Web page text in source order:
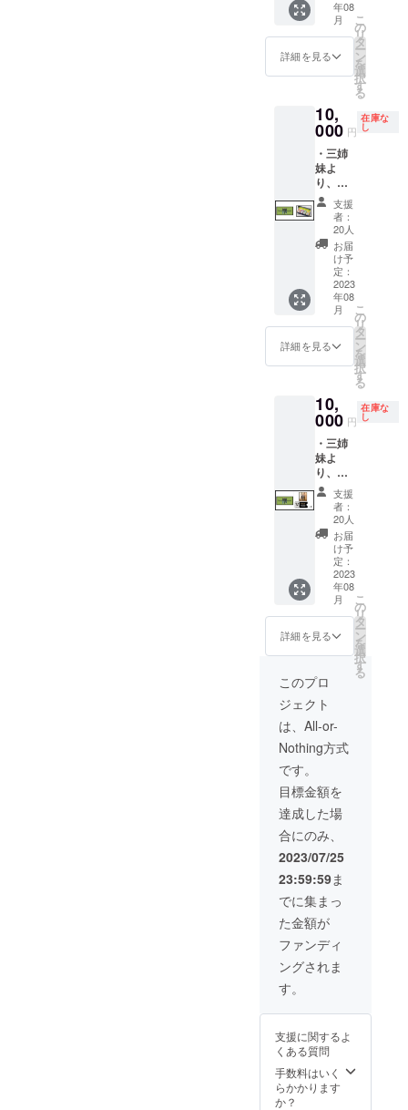
る井指
園お茶
の返礼
品 ※
つより
おひと
つ選べ
ます。
す。 ・
選べる
井指園
お茶の
※画像
記載の
２つよ
りおひ
とつ選
べま
す。 ・
カフェ
壁面に
お名前
掲載
※掲載期
間に限
りはご
ざいま
せん。
※支援
時、必
お名前
をご記
入くだ
さい。
ニュー
の中か
ら１つ
引き換
になり
ます。
季節の
メイン
スイー
ツに関
しては
スイー
ツチ
ケット2
枚で１
つ引き
換え可
能で
す。 ・
選べる
井指園
2枚目に
記載の
２つよ
りおひ
とつ選
べま
す。 ・
カフェ
壁面に
お名前
掲載
※掲載期
間に限
りはご
ざいま
※支援
時、必
欄にご
希望の
お名前
をご記
入くだ
さい。
入り/一
三四茶
リーフ
(100
など)
セット
は内容
が変わ
る可能
性があ
りま
す。 ・
限定デ
ザイン
フィル
ターイ
ンボト
ル1本
(内容
量：
400ml)
※ス
スモー
キーピ
ンクの
どちら
かを選
べま
す。 ・
カフェ
スイー
ツ・ド
リンク
チケッ
ト各50
枚 (チ
ケット
限：
2023年
2024年
1月）
※ス
イー
ツ・ド
リンク
トはど
ちらも1
枚で単
品メ
ニュー
の中か
ら１つ
引き換
えでき
るチ
ケット
になり
ます。
季節の
ツに関
しては
スイー
ツチ
ケット2
枚で１
粒麦茶
三角
ティー
バッグ
（15g×
60p）深
炒り
セット
年08
月
詳細を見る
こ
の
リ
タ
ー
ン
を
選
択
す
る
10,
000 円
在庫な
し
・三姉
妹よ
り、感
謝の気
持ちを
込めた
御礼
メール
・一三
四茶4種
ティー
バック
各７個
入り
支援
者：
20人
お届
け予
定：
2023
年08
月
詳細を見る
こ
の
リ
タ
ー
ン
を
選
択
す
る
10,
000 円
在庫な
し
・三姉
妹よ
り、感
謝の気
持ちを
込めた
御礼
メール
・カ
フェド
リンク
チケッ
ト2枚
(チ
ケット
有効期
限：
2023年
8月～
2024年
1月） ※
ドリン
は1枚で
単品ド
リンク
メ
ニュー
の中か
ら１つ
引き換
えでき
るチ
ケット
になり
ます。
ちらも
可能で
す。 ・
限定デ
ザイン
フィル
支援
者：
20人
お届
け予
定：
2023
年08
月
詳細を見る
こ
の
リ
タ
ー
ン
を
選
択
す
る
このプロ
ジェクト
は、All-or-
Nothing方式
です。
目標金額を
達成した場
合にのみ、
2023/07/25
23:59:59ま
でに集まっ
た金額が
ファンディ
ングされま
す。
支援に関するよ
くある質問
手数料はいく
らかかります
か？